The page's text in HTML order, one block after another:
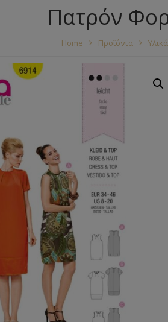
για Τσάντες
Τσάντας Αλυσίδες
Βαμβακερές
Μπροντερί
Πατρόν
Home Προϊόντα